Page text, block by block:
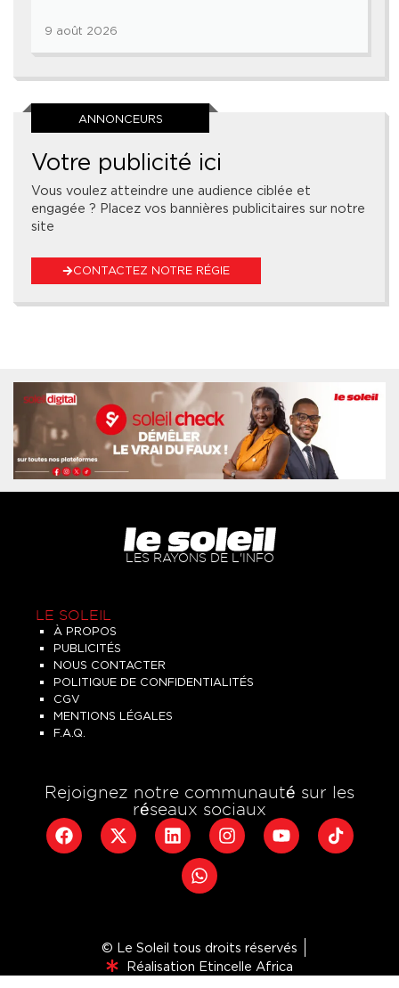
9 août 2026
ANNONCEURS
Votre publicité ici
Vous voulez atteindre une audience ciblée et
engagée ? Placez vos bannières publicitaires sur notre
site
CONTACTEZ NOTRE RÉGIE
LES RAYONS DE L'INFO
LE SOLEIL
À PROPOS
PUBLICITÉS
NOUS CONTACTER
POLITIQUE DE CONFIDENTIALITÉS
CGV
MENTIONS LÉGALES
F.A.Q.
Rejoignez notre communauté sur les
réseaux sociaux
© Le Soleil tous droits réservés
Réalisation Etincelle Africa